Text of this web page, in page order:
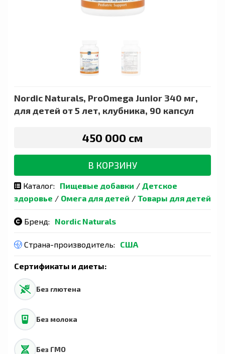
Nordic Naturals, ProOmega Junior 340 мг,
для детей от 5 лет, клубника, 90 капсул
450 000 сӯм
В КОРЗИНУ
Каталог: Пищевые добавки / Детское
здоровье / Омега для детей / Товары для детей
Бренд: Nordic Naturals
Страна-производитель: США
Сертификаты и диеты:
Без глютена
Без молока
Без ГМО